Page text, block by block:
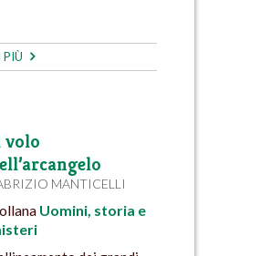
PIÙ
volo
MANTICELLI
Uomini, storia e